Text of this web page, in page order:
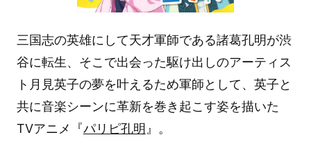
三国志の英雄にして天才軍師である諸葛孔明が渋
谷に転生、そこで出会った駆け出しのアーティス
ト月見英子の夢を叶えるため軍師として、英子と
共に音楽シーンに革新を巻き起こす姿を描いた
TVアニメ『パリピ孔明 』。